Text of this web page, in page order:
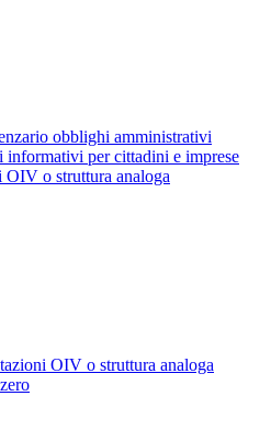
obblighi amministrativi
informativi per cittadini e imprese
OIV o struttura analoga
OIV o struttura analoga